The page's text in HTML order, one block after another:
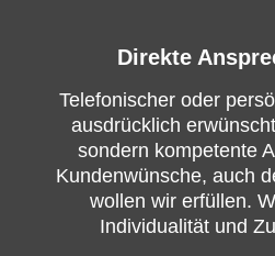
Direkte
Telefonischer oder
ausdrücklich
sondern kompetente
Kundenwünsche, auch
wollen wir erfüllen.
Individualität und